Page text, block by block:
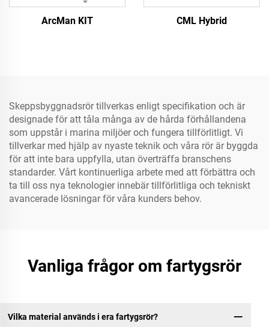
ArcMan KIT CML Hybrid
Skeppsbyggnadsrör tillverkas enligt specifikation och är
designade för att tåla många av de hårda förhållandena
som uppstår i marina miljöer och fungera tillförlitligt. Vi
tillverkar med hjälp av nyaste teknik och våra rör är byggda
för att inte bara uppfylla, utan överträffa branschens
standarder. Vårt kontinuerliga arbete med att förbättra och
ta till oss nya teknologier innebär tillförlitliga och tekniskt
avancerade lösningar för våra kunders behov.
Vanliga frågor om fartygsrör
Vilka material används i era fartygsrör?